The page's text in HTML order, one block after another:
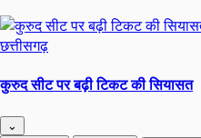
छत्तीसगढ़
कुरुद सीट पर बढ़ी टिकट की सियासत
⌄